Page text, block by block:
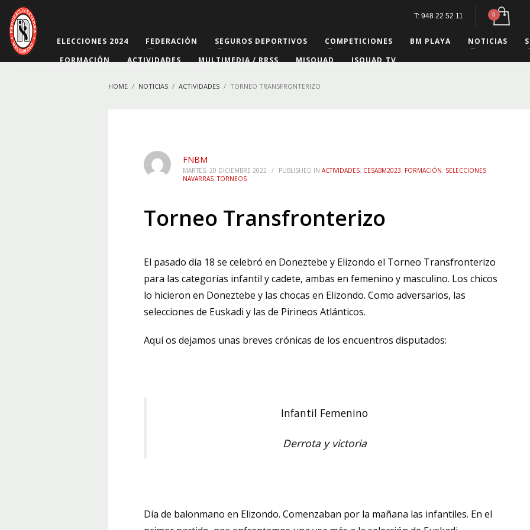
T: 948 22 52 11
ELECCIONES 2024 FEDERACIÓN SEGUROS DEPORTIVOS COMPETICIONES BM PLAYA NOTICIAS
FORMACIÓN
ACTIVIDADES MULTIMEDIA / RRSS MISQUAD ISQUAD.TV
HOME NOTICIAS ACTIVIDADES TORNEO TRANSFRONTERIZO
FNBM
MARTES, 20 DICIEMBRE 2022 / PUBLISHED IN ACTIVIDADES, CESABM2023, FORMACIÓN, SELECCIONES
NAVARRAS,TORNEOS
Torneo Transfronterizo
El pasado día 18 se celebró en Doneztebe y Elizondo el Torneo Transfronterizo
para las categorías infantil y cadete, ambas en femenino y masculino. Los chicos
lo hicieron en Doneztebe y las chocas en Elizondo. Como adversarios, las
selecciones de Euskadi y las de Pirineos Atlánticos.
Aquí os dejamos unas breves crónicas de los encuentros disputados:
Infantil Femenino
Derrota y victoria
Día de balonmano en Elizondo. Comenzaban por la mañana las infantiles. En el